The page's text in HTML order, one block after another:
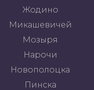
Жодино
Микашевичей
Мозыря
Нарочи
Новополоцка
Пинска